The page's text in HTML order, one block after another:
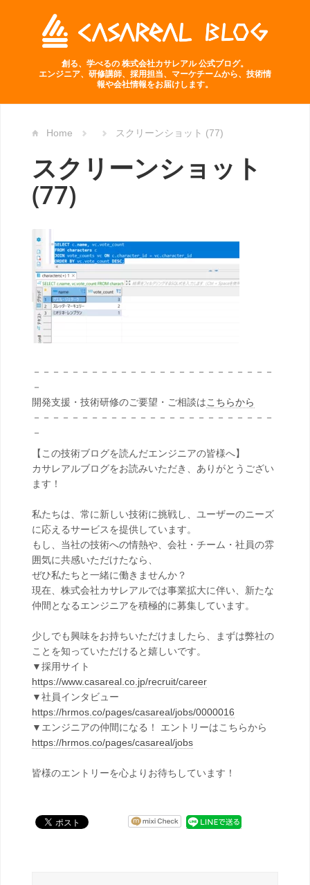
創る、学べるの 株式会社カサレアル 公式ブログ。
エンジニア、研修講師、採用担当、マーケチームから、技術情
報や会社情報をお届けします。
Home スクリーンショット (77)
スクリーンショット
(77)
－－－－－－－－－－－－－－－－－－－－－－－－－
－
開発支援・技術研修のご要望・ご相談はこちらから
－－－－－－－－－－－－－－－－－－－－－－－－－
－
【この技術ブログを読んだエンジニアの皆様へ】
カサレアルブログをお読みいただき、ありがとうござい
ます！
私たちは、常に新しい技術に挑戦し、ユーザーのニーズ
に応えるサービスを提供しています。
もし、当社の技術への情熱や、会社・チーム・社員の雰
囲気に共感いただけたなら、
ぜひ私たちと一緒に働きませんか？
現在、株式会社カサレアルでは事業拡大に伴い、新たな
仲間となるエンジニアを積極的に募集しています。
少しでも興味をお持ちいただけましたら、まずは弊社の
ことを知っていただけると嬉しいです。
▼採用サイト
https://www.casareal.co.jp/recruit/career
▼社員インタビュー
https://hrmos.co/pages/casareal/jobs/0000016
▼エンジニアの仲間になる！ エントリーはこちらから
https://hrmos.co/pages/casareal/jobs
皆様のエントリーを心よりお待ちしています！